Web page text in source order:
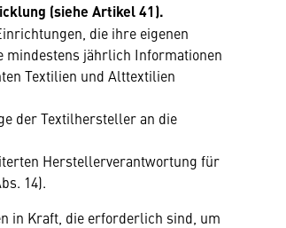
(siehe Artikel 41).
die ihre eigenen
mindestens jährlich Informationen
Textilien und Alttextilien
der Textilhersteller an die
Herstellerverantwortung für
14).
in Kraft, die erforderlich sind, um